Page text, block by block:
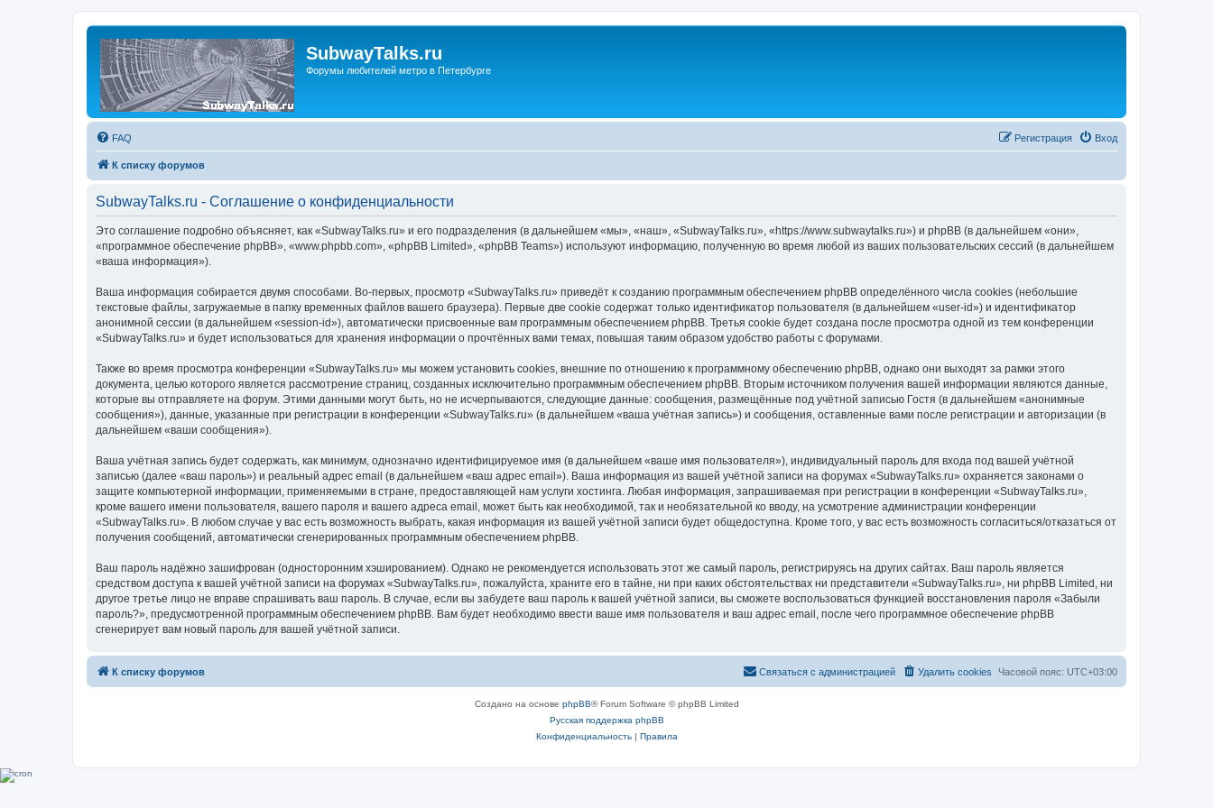
SubwayTalks.ru
Форумы любителей метро в Петербурге
FAQ Вход
Регистрация
К списку форумов
SubwayTalks.ru - Соглашение о конфиденциальности
Это соглашение подробно объясняет, как «SubwayTalks.ru» и его подразделения (в дальнейшем «мы», «наш», «SubwayTalks.ru», «https://www.subwaytalks.ru») и phpBB (в дальнейшем «они»,
«программное обеспечение phpBB», «www.phpbb.com», «phpBB Limited», «phpBB Teams») используют информацию, полученную во время любой из ваших пользовательских сессий (в дальнейшем
«ваша информация»).
Ваша информация собирается двумя способами. Во-первых, просмотр «SubwayTalks.ru» приведёт к созданию программным обеспечением phpBB определённого числа cookies (небольшие
текстовые файлы, загружаемые в папку временных файлов вашего браузера). Первые две cookie содержат только идентификатор пользователя (в дальнейшем «user-id») и идентификатор
анонимной сессии (в дальнейшем «session-id»), автоматически присвоенные вам программным обеспечением phpBB. Третья cookie будет создана после просмотра одной из тем конференции
«SubwayTalks.ru» и будет использоваться для хранения информации о прочтённых вами темах, повышая таким образом удобство работы с форумами.
Также во время просмотра конференции «SubwayTalks.ru» мы можем установить cookies, внешние по отношению к программному обеспечению phpBB, однако они выходят за рамки этого
документа, целью которого является рассмотрение страниц, созданных исключительно программным обеспечением phpBB. Вторым источником получения вашей информации являются данные,
которые вы отправляете на форум. Этими данными могут быть, но не исчерпываются, следующие данные: сообщения, размещённые под учётной записью Гостя (в дальнейшем «анонимные
сообщения»), данные, указанные при регистрации в конференции «SubwayTalks.ru» (в дальнейшем «ваша учётная запись») и сообщения, оставленные вами после регистрации и авторизации (в
дальнейшем «ваши сообщения»).
Ваша учётная запись будет содержать, как минимум, однозначно идентифицируемое имя (в дальнейшем «ваше имя пользователя»), индивидуальный пароль для входа под вашей учётной
записью (далее «ваш пароль») и реальный адрес email (в дальнейшем «ваш адрес email»). Ваша информация из вашей учётной записи на форумах «SubwayTalks.ru» охраняется законами о
защите компьютерной информации, применяемыми в стране, предоставляющей нам услуги хостинга. Любая информация, запрашиваемая при регистрации в конференции «SubwayTalks.ru»,
кроме вашего имени пользователя, вашего пароля и вашего адреса email, может быть как необходимой, так и необязательной ко вводу, на усмотрение администрации конференции
«SubwayTalks.ru». В любом случае у вас есть возможность выбрать, какая информация из вашей учётной записи будет общедоступна. Кроме того, у вас есть возможность согласиться/отказаться от
получения сообщений, автоматически сгенерированных программным обеспечением phpBB.
Ваш пароль надёжно зашифрован (односторонним хэшированием). Однако не рекомендуется использовать этот же самый пароль, регистрируясь на других сайтах. Ваш пароль является
средством доступа к вашей учётной записи на форумах «SubwayTalks.ru», пожалуйста, храните его в тайне, ни при каких обстоятельствах ни представители «SubwayTalks.ru», ни phpBB Limited, ни
другое третье лицо не вправе спрашивать ваш пароль. В случае, если вы забудете ваш пароль к вашей учётной записи, вы сможете воспользоваться функцией восстановления пароля «Забыли
пароль?», предусмотренной программным обеспечением phpBB. Вам будет необходимо ввести ваше имя пользователя и ваш адрес email, после чего программное обеспечение phpBB
сгенерирует вам новый пароль для вашей учётной записи.
К списку форумов Часовой пояс: UTC+03:00
Удалить cookies
Связаться с администрацией
Создано на основе phpBB® Forum Software © phpBB Limited
Русская поддержка phpBB
Конфиденциальность| Правила